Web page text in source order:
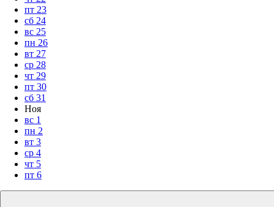
пт 23
сб 24
вс 25
пн 26
вт 27
ср 28
чт 29
пт 30
сб 31
Ноя
вс 1
пн 2
вт 3
ср 4
чт 5
пт 6